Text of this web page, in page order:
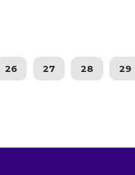
26 27 28 29